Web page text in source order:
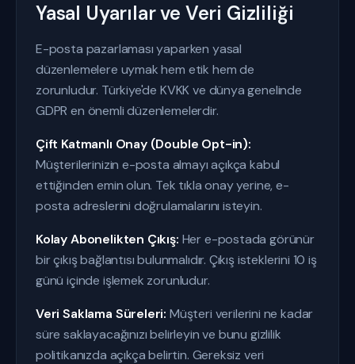
Yasal Uyarılar ve Veri Gizliliği
E-posta pazarlaması yaparken yasal
düzenlemelere uymak hem etik hem de
zorunludur. Türkiye'de KVKK ve dünya genelinde
GDPR en önemli düzenlemelerdir.
Çift Katmanlı Onay (Double Opt-in):
Müşterilerinizin e-posta almayı açıkça kabul
ettiğinden emin olun. Tek tıkla onay yerine, e-
posta adreslerini doğrulamalarını isteyin.
Kolay Abonelikten Çıkış: Her e-postada görünür
bir çıkış bağlantısı bulunmalıdır. Çıkış isteklerini 10 iş
günü içinde işlemek zorunludur.
Veri Saklama Süreleri: Müşteri verilerini ne kadar
süre saklayacağınızı belirleyin ve bunu gizlilik
politikanızda açıkça belirtin. Gereksiz veri